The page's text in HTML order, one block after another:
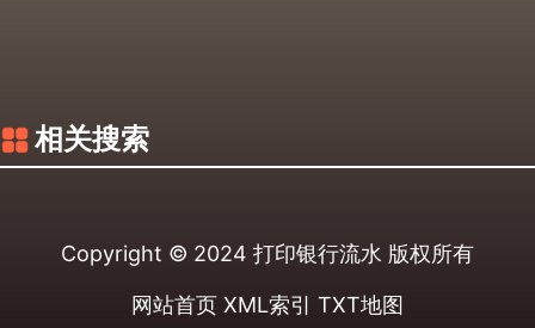
相关搜索
Copyright © 2024 打印银行流水 版权所有
网站首页 XML索引 TXT地图